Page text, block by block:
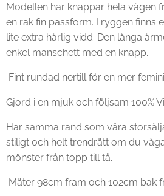
Modellen har knappar hela vägen
en rak fin passform. I ryggen finns
lite extra härlig vidd. Den långa
enkel manschett med en knapp.
Fint rundad nertill för en mer
Gjord i en mjuk och följsam 100%
Har samma rand som våra
stiligt och helt trendrätt om du
mönster från topp till tå.
Mäter 98cm fram och 102cm bak